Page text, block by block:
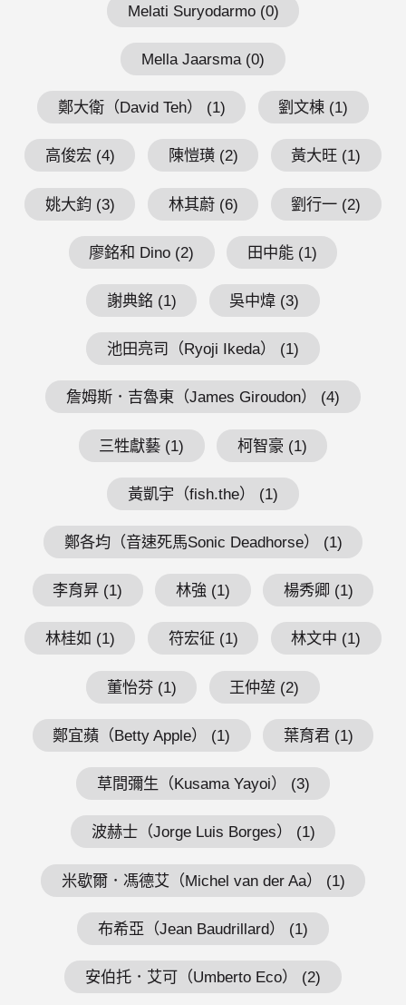
Melati Suryodarmo (0)
Mella Jaarsma (0)
鄭大衛（David Teh） (1) 劉文棟 (1)
高俊宏 (4) 陳愷璜 (2) 黃大旺 (1)
姚大鈞 (3) 林其蔚 (6) 劉行一 (2)
廖銘和 Dino (2) 田中能 (1)
謝典銘 (1) 吳中煒 (3)
池田亮司（Ryoji Ikeda） (1)
詹姆斯．吉魯東（James Giroudon） (4)
三牲獻藝 (1) 柯智豪 (1)
黃凱宇（fish.the） (1)
鄭各均（音速死馬Sonic Deadhorse） (1)
李育昇 (1) 林強 (1) 楊秀卿 (1)
林桂如 (1) 符宏征 (1) 林文中 (1)
董怡芬 (1) 王仲堃 (2)
鄭宜蘋（Betty Apple） (1) 葉育君 (1)
草間彌生（Kusama Yayoi） (3)
波赫士（Jorge Luis Borges） (1)
米歇爾．馮德艾（Michel van der Aa） (1)
布希亞（Jean Baudrillard） (1)
安伯托．艾可（Umberto Eco） (2)